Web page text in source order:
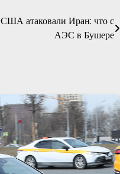
США атаковали Иран: что с
АЭС в Бушере